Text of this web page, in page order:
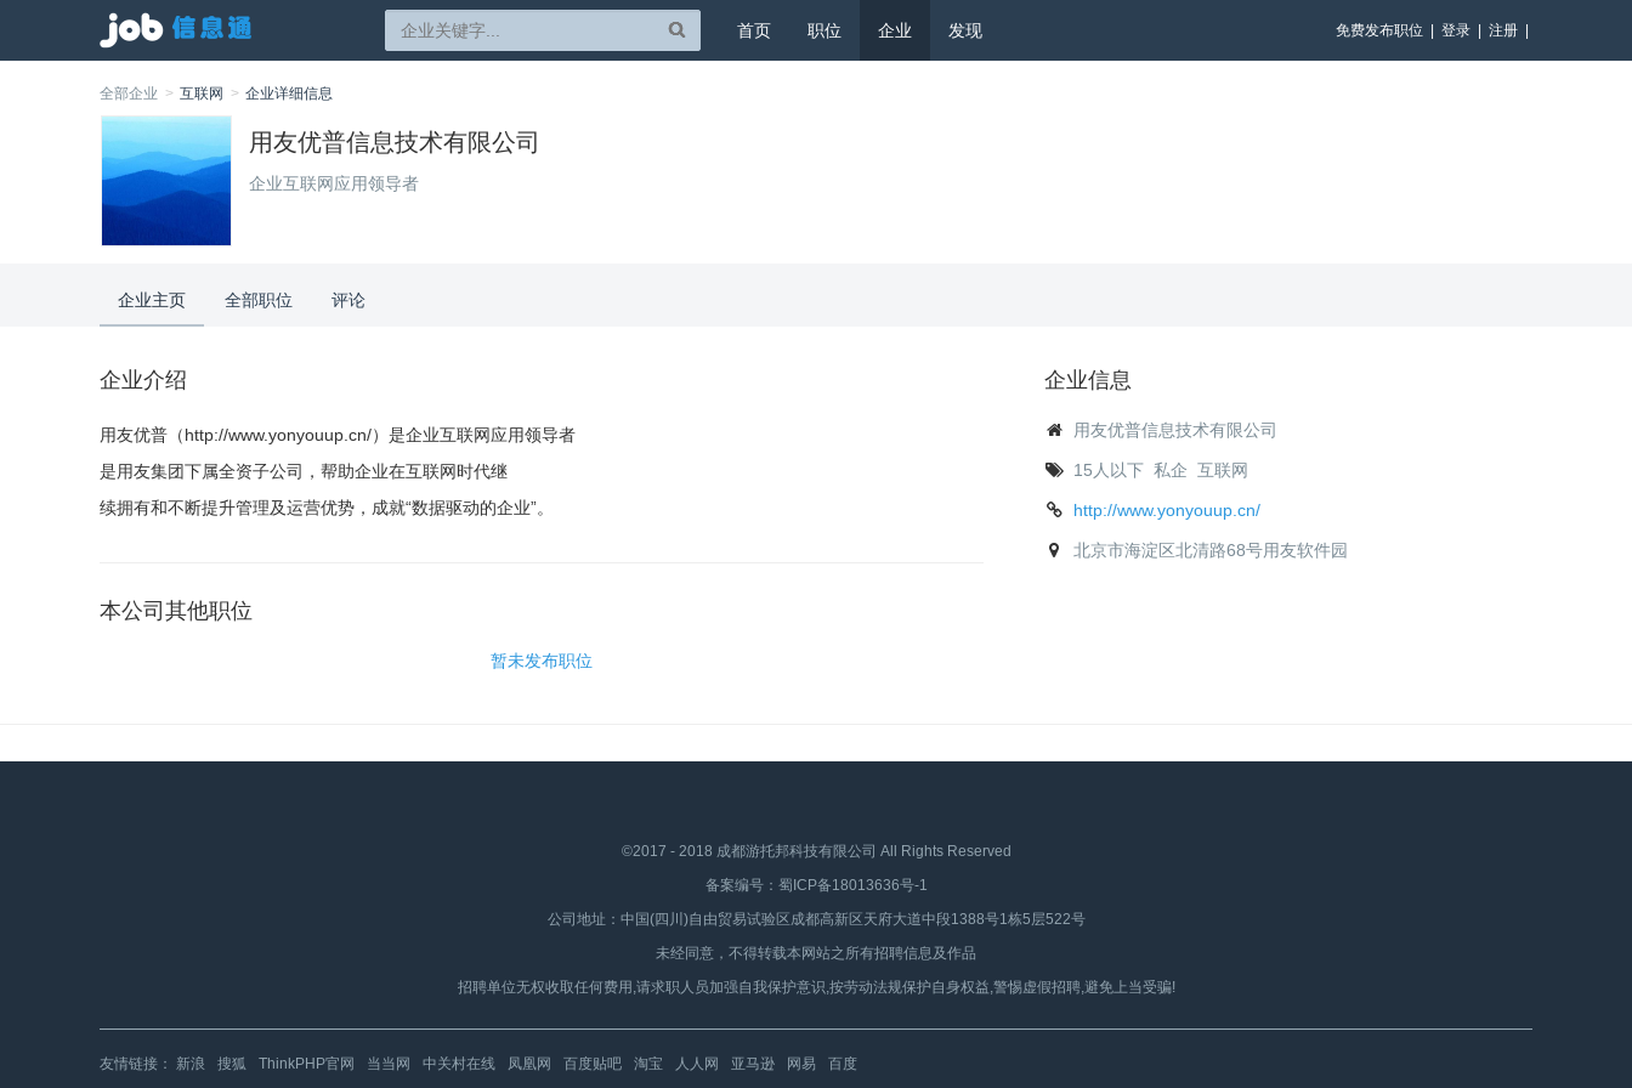
首页 职位 企业 发现 免费发布职位 登录 注册
全部企业 互联网 企业详细信息
用友优普信息技术有限公司
企业互联网应用领导者
企业主页 全部职位 评论
企业介绍
用友优普（http://www.yonyouup.cn/）是企业互联网应用领导者
是用友集团下属全资子公司，帮助企业在互联网时代继
续拥有和不断提升管理及运营优势，成就“数据驱动的企业”。
本公司其他职位
暂未发布职位
企业信息
用友优普信息技术有限公司
15人以下 私企 互联网
http://www.yonyouup.cn/
北京市海淀区北清路68号用友软件园
©2017 - 2018 成都游托邦科技有限公司 All Rights Reserved
备案编号： 蜀ICP备18013636号-1
公司地址：中国(四川)自由贸易试验区成都高新区天府大道中段1388号1栋5层522号
未经同意，不得转载本网站之所有招聘信息及作品
招聘单位无权收取任何费用,请求职人员加强自我保护意识,按劳动法规保护自身权益,警惕虚假招聘,避免上当受骗!
友情链接： 新浪 搜狐 ThinkPHP官网 当当网 中关村在线 凤凰网 百度贴吧 淘宝 人人网 亚马逊 网易 百度